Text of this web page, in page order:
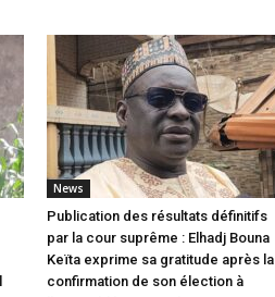
News
Publication des résultats définitifs
par la cour suprême : Elhadj Bouna
Keïta exprime sa gratitude après la
confirmation de son élection à